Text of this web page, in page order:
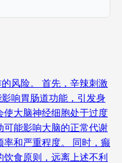
风险。 首先，辛辣刺激
响胃肠道功能，引发身
使大脑神经细胞处于过度
可能影响大脑的正常代谢
和严重程度。 同时，癫
食原则，远离上述不利